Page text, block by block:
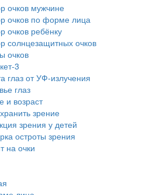
очков мужчине
очков по форме лица
очков ребёнку
солнцезащитных очков
очков
3
глаз от УФ-излучения
глаз
и возраст
зрение
зрения у детей
остроты зрения
на очки